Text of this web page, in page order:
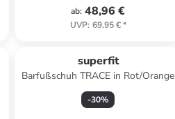
ab: 48,96 €
UVP: 69,95 €*
superfit
Barfußschuh TRACE in Rot/Orange
-30%